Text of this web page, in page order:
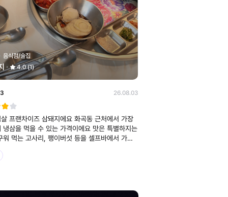
음식점/술집
4.0 (1)
26.08.03
프랜차이즈 삼돼지에요 화곡동 근처에서 가장
냉삼을 먹을 수 있는 가격이에요 맛은 특별하지는
워 먹는 고사리, 팽이버섯 등을 셀프바에서 가져
먹을 수 있어서 좋아요 가게가 가운데 자리가 애매
이 꽉 차면 좁을 거 같아요